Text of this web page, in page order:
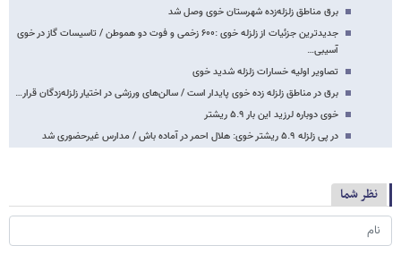
برق مناطق زلزله‌زده شهرستان خوی وصل شد
جدیدترین جزئیات از زلزله خوی :۶۰۰ زخمی و فوت دو هموطن / تاسیسات گاز در خوی
آسیبی…
تصاویر اولیه خسارات زلزله شدید خوی
برق در مناطق زلزله زده خوی پایدار است / سالن‌های ورزشی در اختیار زلزله‌زدگان قرار…
خوی دوباره لرزید این بار ۵.۹ ریشتر
در پی زلزله ۵.۹ ریشتر خوی: هلال احمر در آماده باش / مدارس غیرحضوری شد
نظر شما